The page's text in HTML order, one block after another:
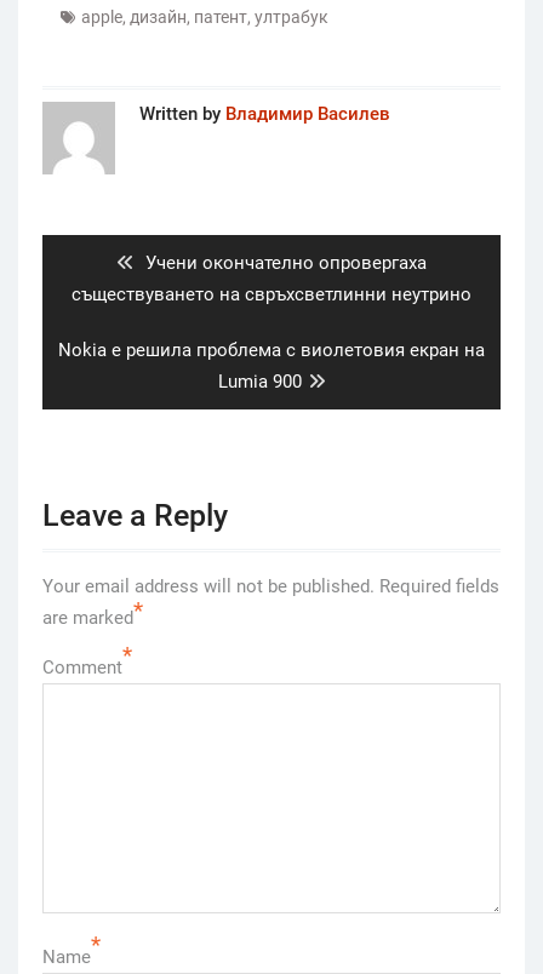
apple, дизайн, патент, ултрабук
Written by Владимир Василев
Previous
post:
Учени окончателно опровергаха
съществуването на свръхсветлинни неутрино
Next
Nokia е решила проблема с виолетовия екран на
Lumia 900
Leave a Reply
Your email address will not be published. Required fields
are marked*
Comment*
Name*